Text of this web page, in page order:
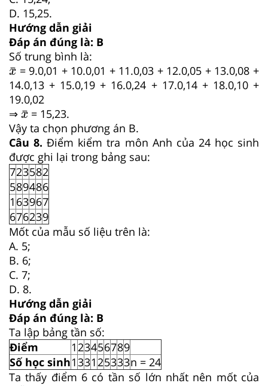
D. 15,25.
Hướng dẫn giải
Đáp án đúng là: B
Số trung bình là:
¯
x
x¯= 9.0,01 + 10.0,01 + 11.0,03 + 12.0,05 + 13.0,08 +
14.0,13 + 15.0,19 + 16.0,24 + 17.0,14 + 18.0,10 +
19.0,02
⇒ ¯
x
x¯= 15,23.
Vậy ta chọn phương án B.
Câu8. Điểm kiểm tra môn Anh của 24 học sinh
được ghi lại trong bảng sau:
723582
589486
1 63967
676239
Mốt của mẫu số liệu trên là:
A. 5;
B. 6;
C. 7;
D. 8.
Hướng dẫn giải
Đáp án đúng là: B
Ta lập bảng tần số:
Điểm
123456789
Số học sinh133125333n = 24
Ta thấy điểm 6 có tần số lớn nhất nên mốt của